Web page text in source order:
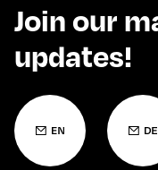
Join our
updates!